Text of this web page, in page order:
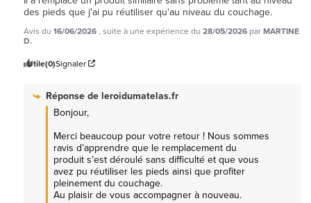
des pieds que j'ai pu réutiliser qu'au niveau du couchage.
Avis du 16/06/2026, suite à une expérience du 28/05/2026 parMARTINE
D.
Utile(0)Signaler
Réponse deleroidumatelas.fr
Bonjour,
Merci beaucoup pour votre retour ! Nous sommes
ravis d’apprendre que le remplacement du
produit s’est déroulé sans difficulté et que vous
avez pu réutiliser les pieds ainsi que profiter
pleinement du couchage.
Au plaisir de vous accompagner à nouveau.